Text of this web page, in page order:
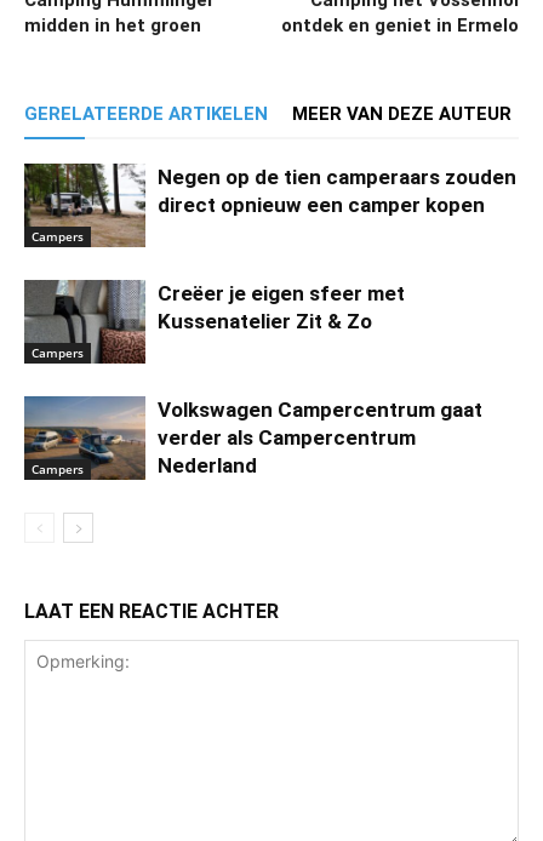
midden in het groen
ontdek en geniet in Ermelo
GERELATEERDE ARTIKELEN MEER VAN DEZE AUTEUR
Campers
Negen op de tien camperaars zouden
direct opnieuw een camper kopen
Campers
Creëer je eigen sfeer met
Kussenatelier Zit & Zo
Campers
Volkswagen Campercentrum gaat
verder als Campercentrum
Nederland
LAAT EEN REACTIE ACHTER